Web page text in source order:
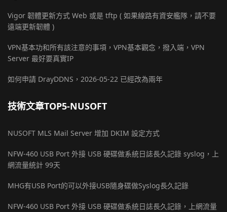
Vigor 韌體更新方式 Web 或是 tftp ( 如果線路有資安艦隊，請不要
遠端更新韌體 )
VPN基本功和所有該注意的事項，VPN基本觀念，撥入端，VPN
Server 最好要真實IP
如何申請 DrayDDNS，2026-05-22 已經改為兩年
技術文章TOP5-NUSOFT
NUSOFT MLS Mail Server 增加 DKIM 設定方式
NFW-460 USB Port 外接 USB 硬碟做系統日誌長久記錄 syslog，上
網流量統計 99天
MHG有USB Port的可以外接USB隨身碟做Syslog長久記錄
NFW-460 USB Port 外接 USB 硬碟做系統日誌長久記錄，上網流量